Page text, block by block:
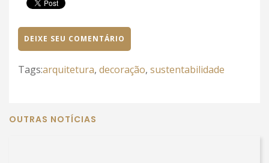
DEIXE SEU COMENTÁRIO
Tags:arquitetura, decoração, sustentabilidade
OUTRAS NOTÍCIAS